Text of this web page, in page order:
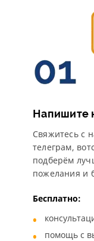
Напишите
Свяжитесь с
телеграм,
подберём
пожелания и
Бесплатно:
помощь с